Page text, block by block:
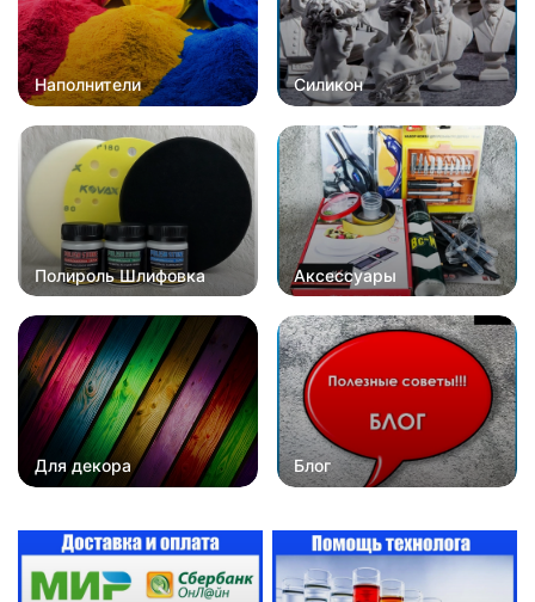
Наполнители Силикон
Полироль Шлифовка Аксессуары
Для декора Блог